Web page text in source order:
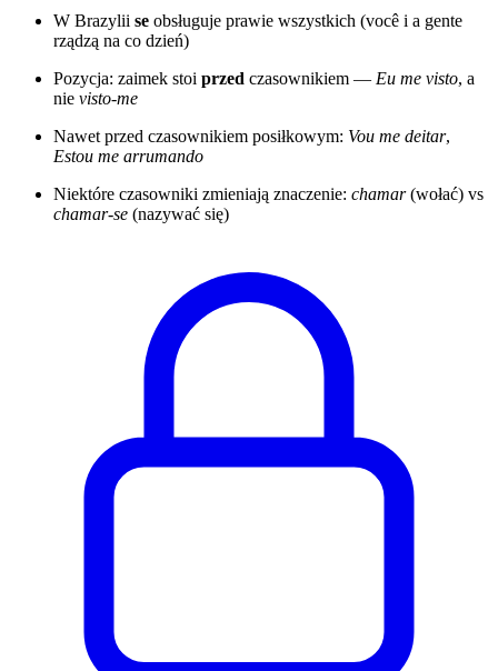
W Brazylii se obsługuje prawie wszystkich (você i a gente
rządzą na co dzień)
Pozycja: zaimek stoi przed czasownikiem — Eu me visto, a
nie visto-me
Nawet przed czasownikiem posiłkowym: Vou me deitar,
Estou me arrumando
Niektóre czasowniki zmieniają znaczenie: chamar(wołać) vs
chamar-se (nazywać się)